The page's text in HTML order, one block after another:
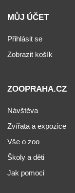
MŮJ ÚČET
Přihlásit se
Zobrazit košík
ZOOPRAHA.CZ
Návštěva
Zvířata a expozice
Vše o zoo
Školy a děti
Jak pomoci